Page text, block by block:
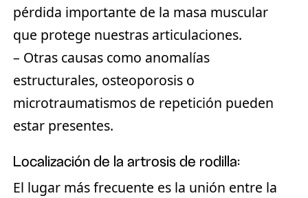
pérdida importante de la masa muscular
que protege nuestras articulaciones.
– Otras causas como anomalías
estructurales, osteoporosis o
microtraumatismos de repetición pueden
estar presentes.
Localización de la artrosis de rodilla:
El lugar más frecuente es la unión entre la